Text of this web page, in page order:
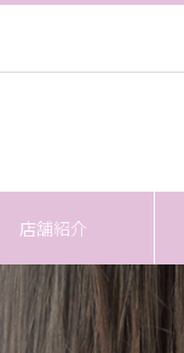
店舗紹介